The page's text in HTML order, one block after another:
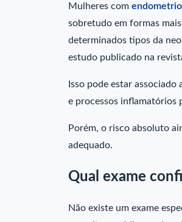
Mulheres com
sobretudo em formas
determinados tipos da
estudo publicado na
Isso pode estar
e processos inflamatórios
Porém, o risco absoluto
adequado.
Qual exame
Não existe um exame